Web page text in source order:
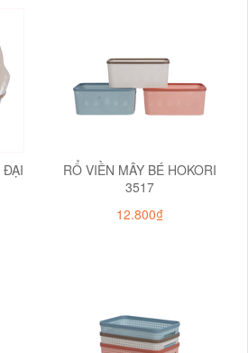
ĐẠI
RỔ VIỀN MÂY BÉ HOKORI
3517
12.800₫